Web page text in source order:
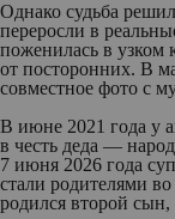
Однако судьба
переросли в
поженилась в узком
от посторонних. В
совместное фото с
В июне 2021 года у
в честь деда —
7 июня 2026 года
стали родителями
родился второй